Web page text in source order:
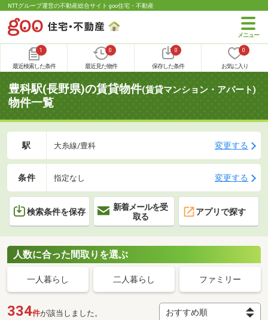
NTTグループ運営の不動産総合サイト goo住宅・不動産
1
最近検索した条件
0
最近見た物件
0
保存した条件
0
お気に入り
豊科駅(長野県)の賃貸物件(賃貸マンション・アパート)
物件一覧
駅 大糸線/豊科 変更する
条件 指定なし 変更する
検索条件を保存
新着メールを受
取る
アプリで探す
人数に合った間取りを選ぶ
一人暮らし 二人暮らし ファミリー
334件が該当しました。